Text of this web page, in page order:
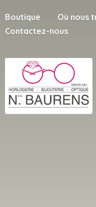
Boutique
Où nous
Contactez-nous